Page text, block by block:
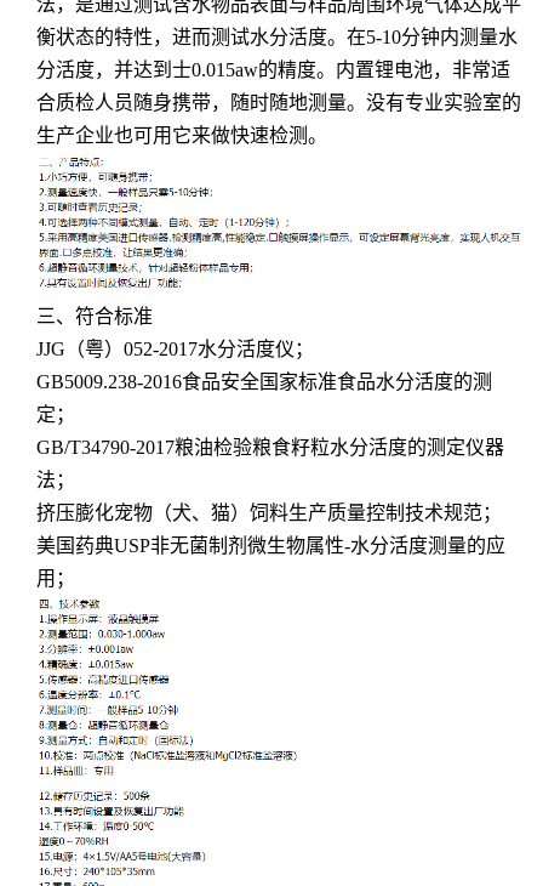
衡状态的特性，进而测试水分活度。在5-10分钟内测量水
分活度，并达到士0.015aw的精度。内置锂电池，非常适
合质检人员随身携带，随时随地测量。没有专业实验室的
生产企业也可用它来做快速检测。
三、符合标准
JJG（粤）052-2017水分活度仪；
GB5009.238-2016食品安全国家标准食品水分活度的测
定；
GB/T34790-2017粮油检验粮食籽粒水分活度的测定仪器
法；
挤压膨化宠物（犬、猫）饲料生产质量控制技术规范；
美国药典USP非无菌制剂微生物属性-水分活度测量的应
用；